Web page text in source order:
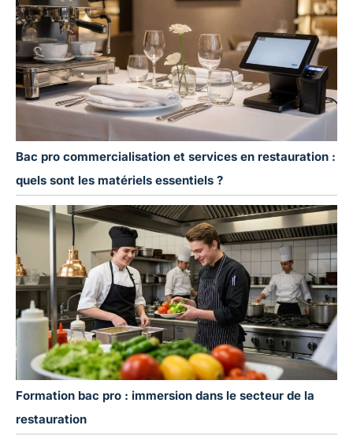
Bac pro commercialisation et services en restauration :
quels sont les matériels essentiels ?
Formation bac pro : immersion dans le secteur de la
restauration